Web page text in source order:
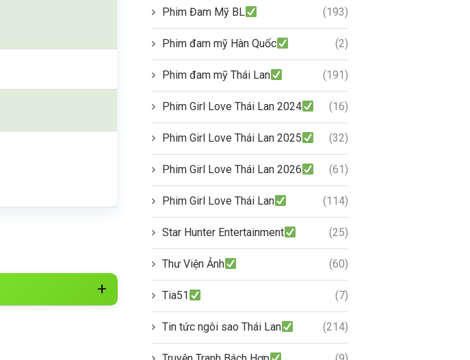
Phim Đam Mỹ BL (193)
Phim đam mỹ Hàn Quốc (2)
Phim đam mỹ Thái Lan (191)
Phim Girl Love Thái Lan 2024 (16)
Phim Girl Love Thái Lan 2025 (32)
Phim Girl Love Thái Lan 2026 (61)
Phim Girl Love Thái Lan (114)
Star Hunter Entertainment (25)
Thư Viện Ảnh (60)
Tia51 (7)
Tin tức ngôi sao Thái Lan (214)